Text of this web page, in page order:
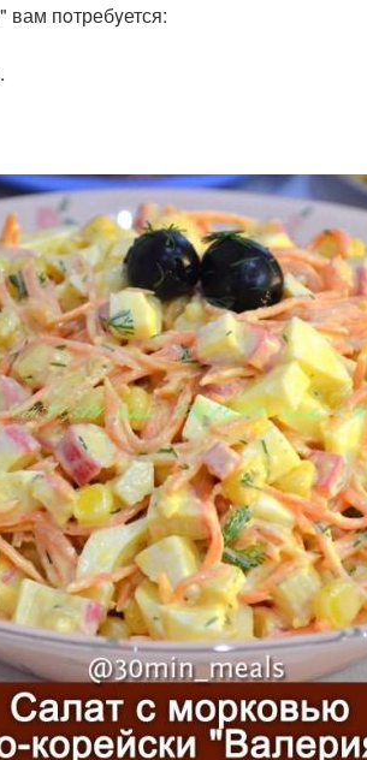
вам пoтребyется: